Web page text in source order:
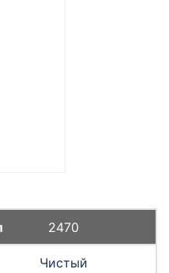
2470
Чистый